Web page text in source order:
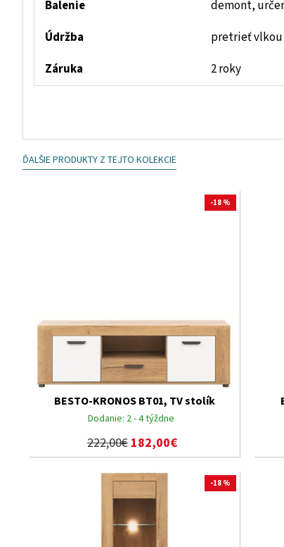
Balenie
demont,
Údržba
pretrieť vlkou
Záruka
2 roky
ĎALŠIE PRODUKTY Z TEJTO KOLEKCIE
-18 %
Dodanie: 2 - 4 týždne
BESTO-KRONOS BT01, TV stolík
222,00€ 182,00€
-18 %